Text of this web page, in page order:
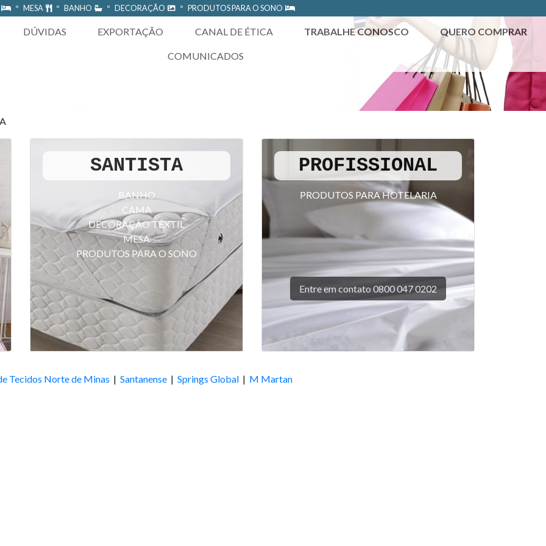
º MESA º BANHO º DECORAÇÃO º PRODUTOS PARA O SONO
DÚVIDAS EXPORTAÇÃO CANAL DE ÉTICA TRABALHE CONOSCO QUERO COMPRAR
COMUNICADOS
SANTISTA
BANHO
CAMA
DECORAÇÃO TÊXTIL
MESA
PRODUTOS PARA O SONO
PROFISSIONAL
PRODUTOS PARA HOTELARIA
Entre em contato 0800 047 0202
Tecidos Norte de Minas | Santanense | Springs Global | M Martan